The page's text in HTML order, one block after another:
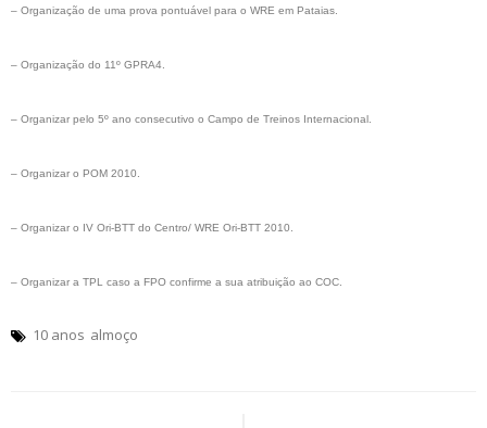
– Organização de uma prova pontuável para o WRE em Pataias.
– Organização do 11º GPRA4.
– Organizar pelo 5º ano consecutivo o Campo de Treinos Internacional.
– Organizar o POM 2010.
– Organizar o IV Ori-BTT do Centro/ WRE Ori-BTT 2010.
– Organizar a TPL caso a FPO confirme a sua atribuição ao COC.
10 anos almoço